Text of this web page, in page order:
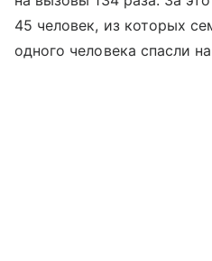
45 человек, из которых
одного человека спасли